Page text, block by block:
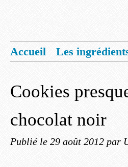
Accueil
Les
Cookies
chocolat noir
Publié le 29 août 2012 par